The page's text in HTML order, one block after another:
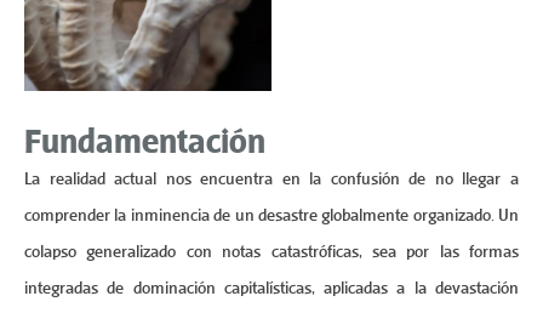
Fundamentación
La realidad actual nos encuentra en la confusión de no llegar a
comprender la inminencia de un desastre globalmente organizado. Un
colapso generalizado con notas catastróficas, sea por las formas
integradas de dominación capitalísticas, aplicadas a la devastación